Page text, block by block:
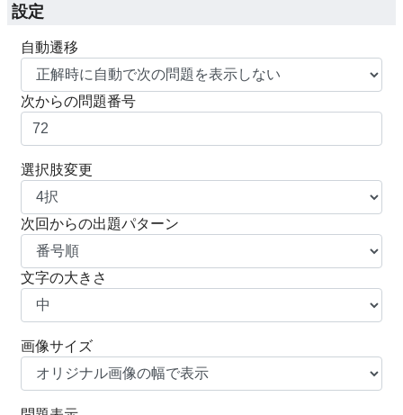
設定
自動遷移
次からの問題番号
選択肢変更
次回からの出題パターン
文字の大きさ
画像サイズ